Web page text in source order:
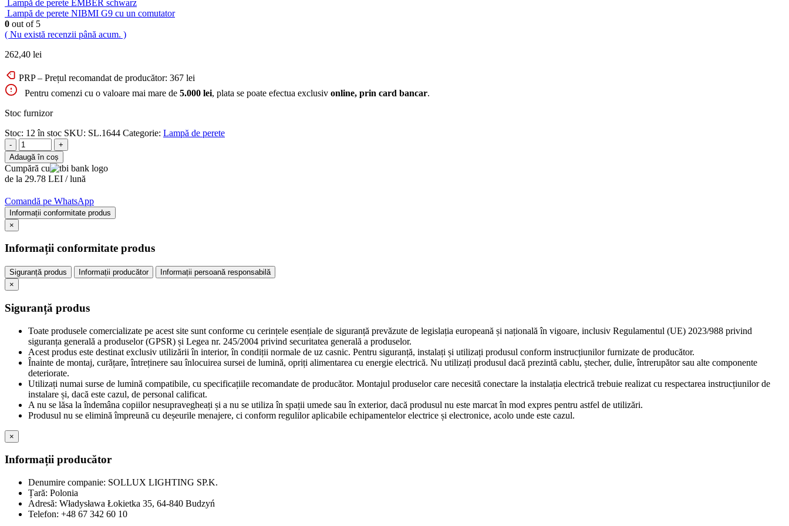
Lampă de perete EMBER schwarz
Lampă de perete NIBMI G9 cu un comutator
0 out of 5
( Nu există recenzii până acum. )
262,40 lei
PRP – Prețul recomandat de producător: 367 lei
Pentru comenzi cu o valoare mai mare de 5.000 lei, plata se poate efectua exclusiv online, prin card bancar.
Stoc furnizor
Stoc: 12 în stoc SKU: SL.1644 Categorie: Lampă de perete
-
+
Adaugă în coș
Cumpără cu
de la 29.78 LEI / lună
Comandă pe WhatsApp
Informații conformitate produs
×
Informații conformitate produs
Siguranță produs Informații producător
Informații persoană responsabilă
×
Siguranță produs
Toate produsele comercializate pe acest site sunt conforme cu cerințele esențiale de siguranță prevăzute de legislația europeană și națională în vigoare, inclusiv Regulamentul (UE) 2023/988 privind
siguranța generală a produselor (GPSR) și Legea nr. 245/2004 privind securitatea generală a produselor.
Acest produs este destinat exclusiv utilizării în interior, în condiții normale de uz casnic. Pentru siguranță, instalați și utilizați produsul conform instrucțiunilor furnizate de producător.
Înainte de montaj, curățare, întreținere sau înlocuirea sursei de lumină, opriți alimentarea cu energie electrică. Nu utilizați produsul dacă prezintă cablu, ștecher, dulie, întrerupător sau alte componente
deteriorate.
Utilizați numai surse de lumină compatibile, cu specificațiile recomandate de producător. Montajul produselor care necesită conectare la instalația electrică trebuie realizat cu respectarea instrucțiunilor de
instalare și, dacă este cazul, de personal calificat.
A nu se lăsa la îndemâna copiilor nesupravegheați și a nu se utiliza în spații umede sau în exterior, dacă produsul nu este marcat în mod expres pentru astfel de utilizări.
Produsul nu se elimină împreună cu deșeurile menajere, ci conform regulilor aplicabile echipamentelor electrice și electronice, acolo unde este cazul.
×
Informații producător
Denumire companie: SOLLUX LIGHTING SP.K.
Țară: Polonia
Adresă: Władysława Łokietka 35, 64-840 Budzyń
Telefon: +48 67 342 60 10